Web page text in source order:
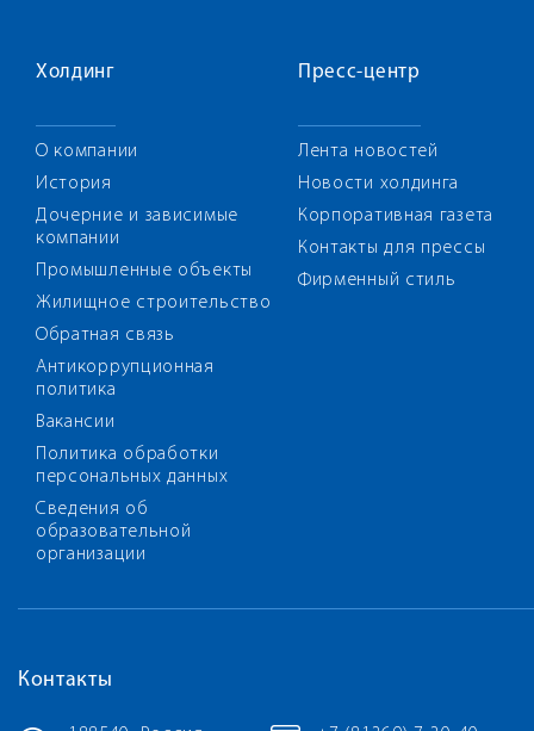
Холдинг
О компании
История
Дочерние и зависимые
компании
Промышленные объекты
Жилищное строительство
Обратная связь
Антикоррупционная
политика
Вакансии
Политика обработки
персональных данных
Сведения об
образовательной
организации
Пресс-центр
Лента новостей
Новости холдинга
Корпоративная газета
Контакты для прессы
Фирменный стиль
Контакты